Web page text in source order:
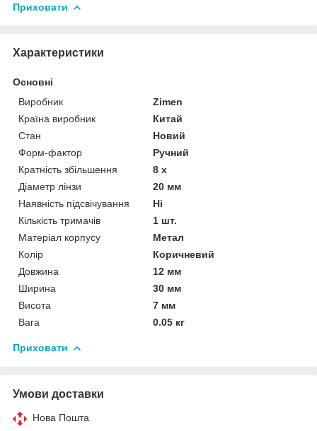
Приховати
Характеристики
Основні
Виробник
Zimen
Країна виробник
Китай
Стан
Новий
Форм-фактор
Ручний
Кратність збільшення
8 х
Діаметр лінзи
20 мм
Наявність підсвічування
Ні
Кількість тримачів
1 шт.
Матеріал корпусу
Метал
Колір
Коричневий
Довжина
12 мм
Ширина
30 мм
Висота
7 мм
Вага
0.05 кг
Приховати
Умови доставки
Нова Пошта